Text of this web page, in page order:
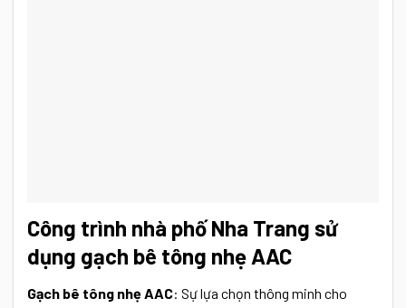
Công trình nhà phố Nha Trang sử
dụng gạch bê tông nhẹ AAC
Gạch bê tông nhẹ AAC: Sự lựa chọn thông minh cho